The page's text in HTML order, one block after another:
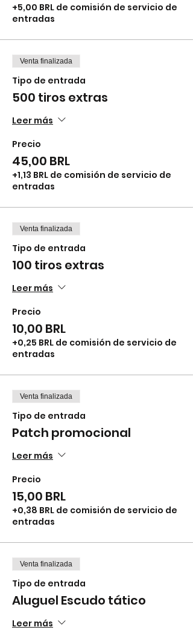
+5,00 BRL de comisión de servicio de
entradas
Venta finalizada
Tipo de entrada
500 tiros extras
Leer más
Precio
45,00 BRL
+1,13 BRL de comisión de servicio de
entradas
Venta finalizada
Tipo de entrada
100 tiros extras
Leer más
Precio
10,00 BRL
+0,25 BRL de comisión de servicio de
entradas
Venta finalizada
Tipo de entrada
Patch promocional
Leer más
Precio
15,00 BRL
+0,38 BRL de comisión de servicio de
entradas
Venta finalizada
Tipo de entrada
Aluguel Escudo tático
Leer más